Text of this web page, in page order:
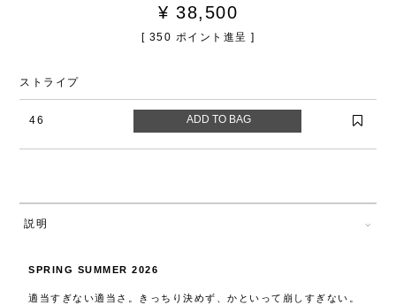
¥ 38,500
[ 350 ポイント進呈 ]
ストライプ
46
説明
SPRING SUMMER 2026
適当すぎない適当さ。きっちり決めず、かといって崩しすぎない。